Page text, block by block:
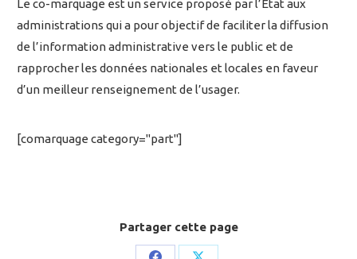
Le co-marquage est un service proposé par l’État aux
administrations qui a pour objectif de faciliter la diffusion
de l’information administrative vers le public et de
rapprocher les données nationales et locales en faveur
d’un meilleur renseignement de l’usager.
[comarquage category="part"]
Partager cette page